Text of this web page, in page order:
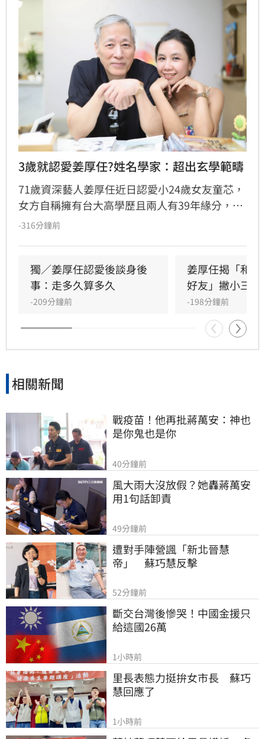
3歲就認愛姜厚任?姓名學家：超出玄學範疇
71歲資深藝人姜厚任近日認愛小24歲女友童芯，
女方自稱擁有台大高學歷且兩人有39年緣分，引
發熱議。隨後女方過往背景遭網友起底，包括多
恐有違反姓名條例疑慮，且其自稱三歲即認定對
方為老公的說法邏輯矛盾。吳睿穎直言，這段戀
情的人設背景過於離奇，已完全超出玄學範疇，
引發各界對女方真實動機的廣泛討論，這段戀情
也因此成為近期演藝圈備受矚目的焦點話題。
-316分鐘前
獨／姜厚任認愛後談身後
事：走多久算多久
-209分鐘前
姜厚任揭「和
好友」撇小三傳
-198分鐘前
相關新聞
戰疫苗！他再批蔣萬安：神也
是你鬼也是你
40分鐘前
風大雨大沒放假？她轟蔣萬安
用1句話卸責
49分鐘前
遭對手陣營諷「新北晉慧
帝」　蘇巧慧反擊
52分鐘前
斷交台灣後慘哭！中國金援只
給這國26萬
1小時前
里長表態力挺拚女市長　蘇巧
慧回應了
1小時前